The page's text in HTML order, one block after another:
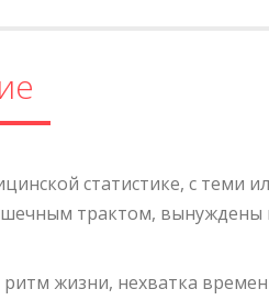
статистике, с теми
трактом, вынуждены
жизни, нехватка